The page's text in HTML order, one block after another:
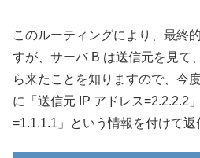
このルーティングにより、最終
すが、サーバ B は送信元を見て
ら来たことを知りますので、今
に「送信元 IP アドレス=2.2.2.2
=1.1.1.1」という情報を付けて返